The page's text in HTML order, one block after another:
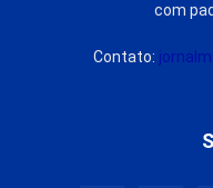
com
Contato: